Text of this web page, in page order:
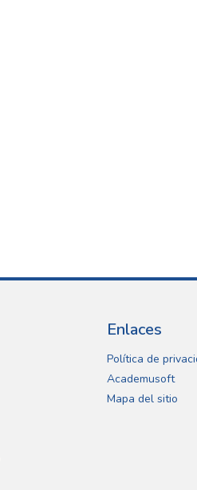
Enlaces
Política de
Academusoft
Mapa del sitio